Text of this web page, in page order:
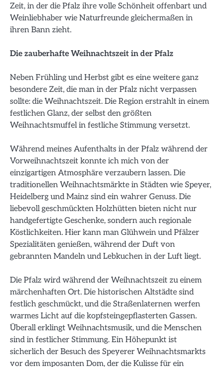
Zeit, in der die Pfalz ihre volle Schönheit offenbart und
Weinliebhaber wie Naturfreunde gleichermaßen in
ihren Bann zieht.
Die zauberhafte Weihnachtszeit in der Pfalz
Neben Frühling und Herbst gibt es eine weitere ganz
besondere Zeit, die man in der Pfalz nicht verpassen
sollte: die Weihnachtszeit. Die Region erstrahlt in einem
festlichen Glanz, der selbst den größten
Weihnachtsmuffel in festliche Stimmung versetzt.
Während meines Aufenthalts in der Pfalz während der
Vorweihnachtszeit konnte ich mich von der
einzigartigen Atmosphäre verzaubern lassen. Die
traditionellen Weihnachtsmärkte in Städten wie Speyer,
Heidelberg und Mainz sind ein wahrer Genuss. Die
liebevoll geschmückten Holzhütten bieten nicht nur
handgefertigte Geschenke, sondern auch regionale
Köstlichkeiten. Hier kann man Glühwein und Pfälzer
Spezialitäten genießen, während der Duft von
gebrannten Mandeln und Lebkuchen in der Luft liegt.
Die Pfalz wird während der Weihnachtszeit zu einem
märchenhaften Ort. Die historischen Altstädte sind
festlich geschmückt, und die Straßenlaternen werfen
warmes Licht auf die kopfsteingepflasterten Gassen.
Überall erklingt Weihnachtsmusik, und die Menschen
sind in festlicher Stimmung. Ein Höhepunkt ist
sicherlich der Besuch des Speyerer Weihnachtsmarkts
vor dem imposanten Dom, der die Kulisse für ein